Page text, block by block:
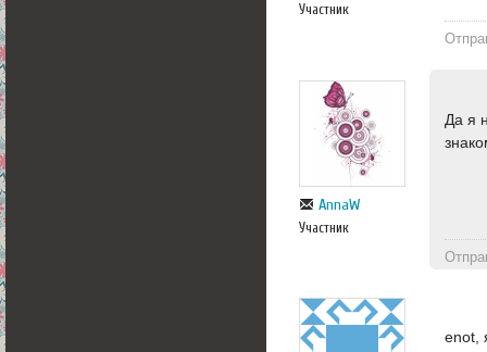
Участник
AnnaW
Участник
Да я
enot,